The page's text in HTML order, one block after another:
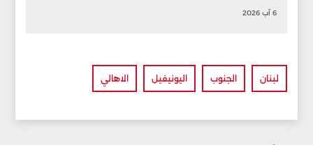
6 آب 2026
لبنان الجنوب اليونيفيل الاهالي